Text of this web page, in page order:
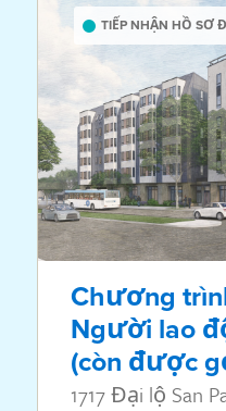
TIẾP NHẬN HỒ SƠ
Chương
Người lao
(còn được
1717 Đại lộ San